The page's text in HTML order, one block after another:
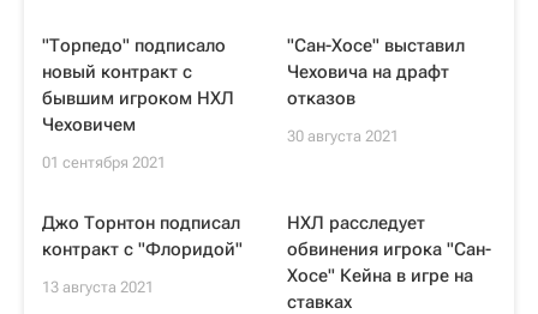
"Торпедо" подписало
новый контракт с
бывшим игроком НХЛ
Чеховичем
01 сентября 2021
"Сан-Хосе" выставил
Чеховича на драфт
отказов
30 августа 2021
Джо Торнтон подписал
контракт с "Флоридой"
13 августа 2021
НХЛ расследует
обвинения игрока "Сан-
Хосе" Кейна в игре на
ставках